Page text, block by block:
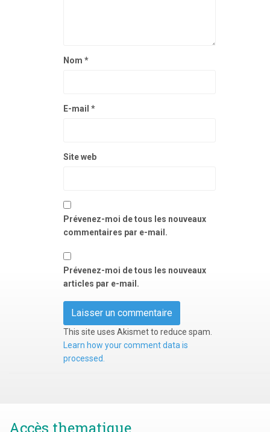
Nom *
E-mail *
Site web
Prévenez-moi de tous les nouveaux
commentaires par e-mail.
Prévenez-moi de tous les nouveaux
articles par e-mail.
This site uses Akismet to reduce spam.
Learn how your comment data is
processed.
Accès thematique